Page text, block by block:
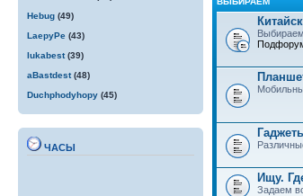
Hebug (49)
LaepyPe (43)
lukabest(39)
aBastdest(48)
Duchphodyhopy (45)
ЧАСЫ
Ищу.
Задаем